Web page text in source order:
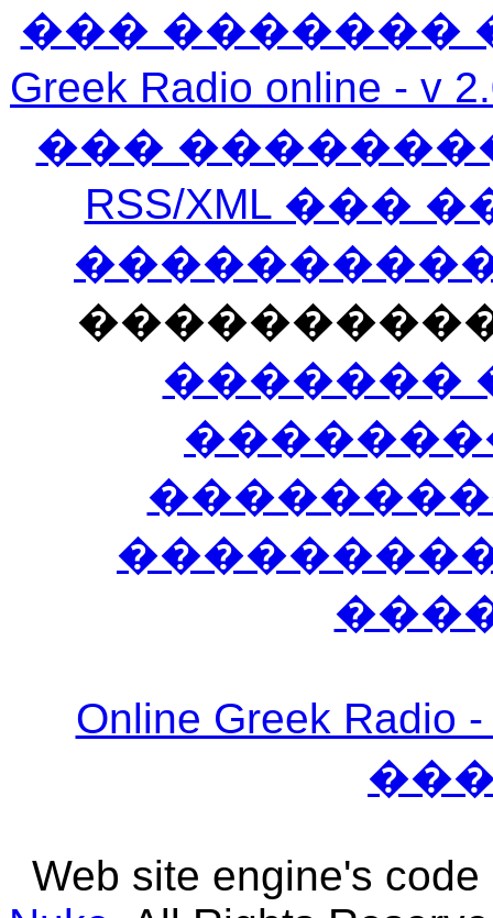
��� �������
Greek Radio
���
RSS/XML
�������
Online Greek
Web site engine's